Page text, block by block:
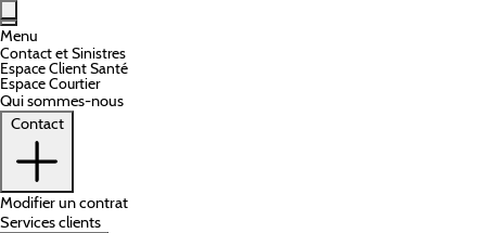
Aller au contenu principal
Menu
Contact et Sinistres
Espace Client Santé
Espace Courtier
Qui sommes-nous
Contact
Modifier un contrat
Services clients